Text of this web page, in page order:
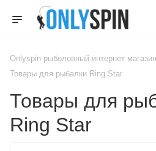
Onlyspin рыболовный интернет магазин
Товары для рыбалки Ring Star
Товары для
Ring Star